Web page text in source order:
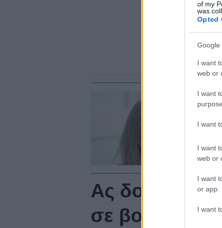
of my
was
Opted
Google
I want
web or
I want
I want
I want
web or
I want
or app.
I want
Ας δούμε
σε